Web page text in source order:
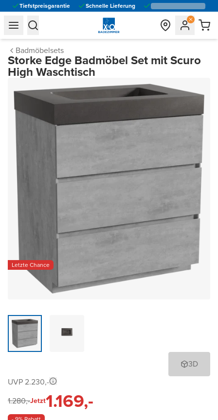
Tiefstpreisgarantie Schnelle Lieferung
general.navigation.toggle_menu.label
general.navigation.toggle_menu.label
Badmöbelsets
Storke Edge Badmöbel Set mit Scuro
High Waschtisch
Letzte Chance
3D
UVP 2.230,-
1.280,-Jetzt1.169,-